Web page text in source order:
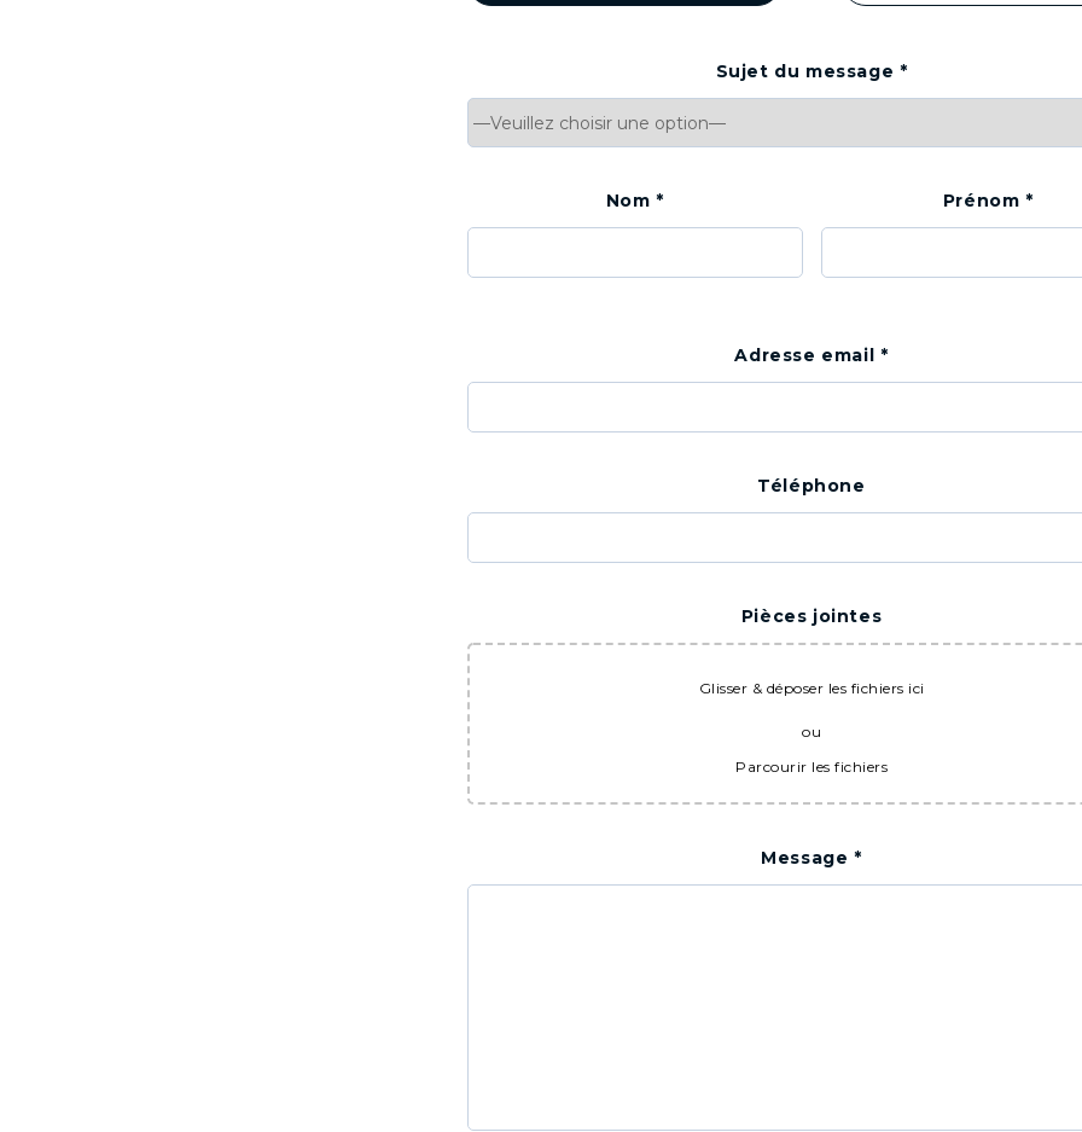
Sujet du message *
Nom * Prénom *
Adresse email *
Téléphone
Pièces jointes
Glisser & déposer les fichiers ici
ou
Parcourir les fichiers
Message *